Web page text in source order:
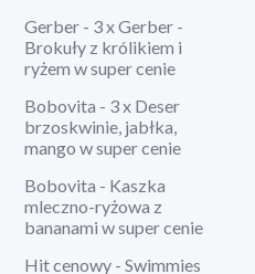
Gerber - 3 x Gerber -
Brokuły z królikiem i
ryżem w super cenie
Bobovita - 3 x Deser
brzoskwinie, jabłka,
mango w super cenie
Bobovita - Kaszka
mleczno-ryżowa z
bananami w super cenie
Hit cenowy - Swimmies